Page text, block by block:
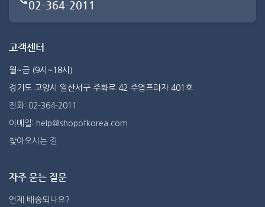
02-364-2011
고객센터
월~금 (9시~18시)
경기도 고양시 일산서구 주화로 42 주엽프라자 401호
전화: 02-364-2011
이메일: help@shopofkorea.com
찾아오시는 길
자주 묻는 질문
언제 배송되나요?